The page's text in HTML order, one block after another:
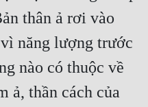
thân ả rơi vào
năng lượng trước
nào có thuộc về
ả, thần cách của